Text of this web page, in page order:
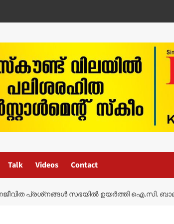
Talk Videos Contact
ജനജീവിത പ്രശ്‌നങ്ങൾ സഭയിൽ ഉയർത്തി ഐ.സി.